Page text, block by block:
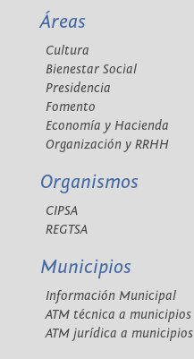
Áreas
Cultura
Bienestar Social
Presidencia
Fomento
Economía y Hacienda
Organización y RRHH
Organismos
CIPSA
REGTSA
Municipios
Información Municipal
ATM técnica a municipios
ATM jurídica a municipios